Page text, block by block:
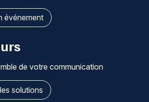
événement
de votre communication
solutions